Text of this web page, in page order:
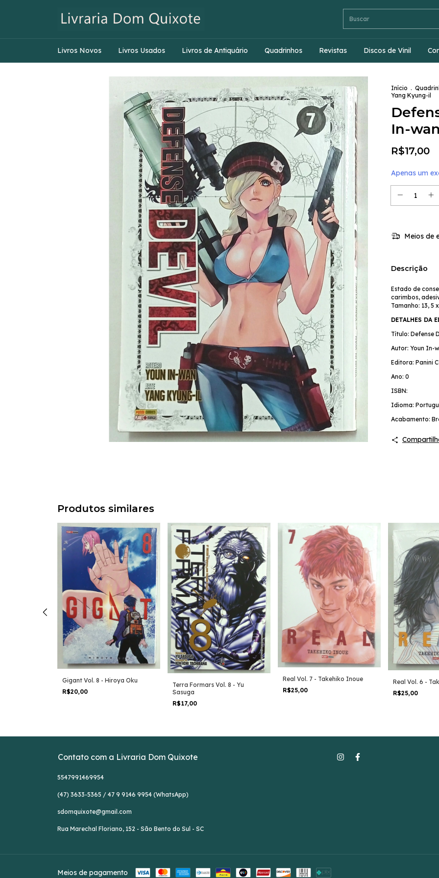
Livros Novos Livros Usados Livros de Antiquário Quadrinhos Revistas Discos de Vinil
Início .
Yang Kyung-il
In-
R$17,00
Apenas um
Meios de
Descrição
Estado de
carimbos,
Tamanho: 13, 5
DETALHES DA
Título: Defense
Autor: Youn In-
Editora: Panini
Ano: 0
ISBN:
Idioma:
Acabamento:
Produtos similares
Gigant Vol. 8 - Hiroya Oku
R$20,00
Terra Formars Vol. 8 - Yu
Sasuga
R$17,00
Real Vol. 7 - Takehiko Inoue
R$25,00
Real Vol. 6 -
R$25,00
Contato com a Livraria Dom Quixote
5547991469954
(47) 3633-5365 / 47 9 9146 9954 (WhatsApp)
sdomquixote@gmail.com
Rua Marechal Floriano, 152 - São Bento do Sul - SC
Meios de pagamento